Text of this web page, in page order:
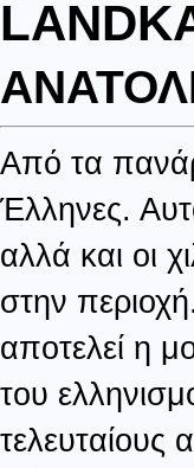
Από τα
Έλληνες.
αλλά και οι
στην
αποτελεί η
του
τελευταίους